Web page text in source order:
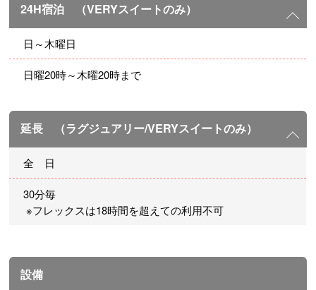
24H宿泊 （VERYスイートのみ）
日～木曜日
日曜20時～木曜20時まで
延長 （ラグジュアリー/VERYスイートのみ）
全 日
30分毎
※フレックスは18時間を超えての利用不可
設備